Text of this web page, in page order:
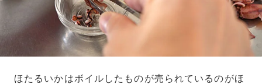
ほたるいかはボイルしたものが売られているのがほ